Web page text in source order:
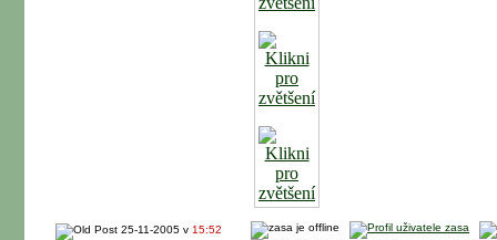
25-11-2005 v 15:52